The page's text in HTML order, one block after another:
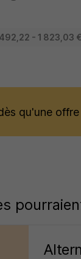
492,22 - 1 823,03
qu'une